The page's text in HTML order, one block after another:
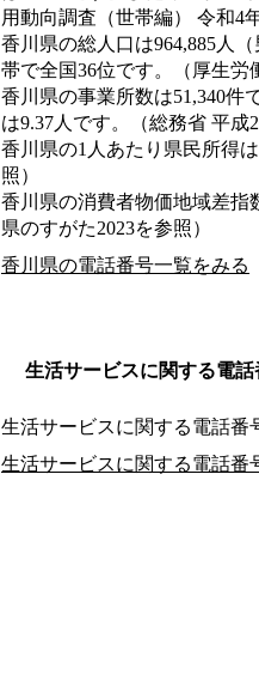
用動向調査（世帯編） 令和4
香川県の総人口は964,885人
帯で全国36位です。（厚生労
香川県の事業所数は51,340件
は9.37人です。（総務省 平成
香川県の1人あたり県民所得
照）
香川県の消費者物価地域差指
県のすがた2023を参照）
香川県の電話番号一覧をみる
生活サービスに関する電話
生活サービスに関する電話番
生活サービスに関する電話番